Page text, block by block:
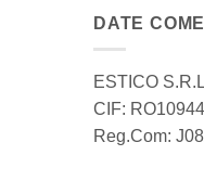
DATE
ESTICO
CIF:
Reg.Com: